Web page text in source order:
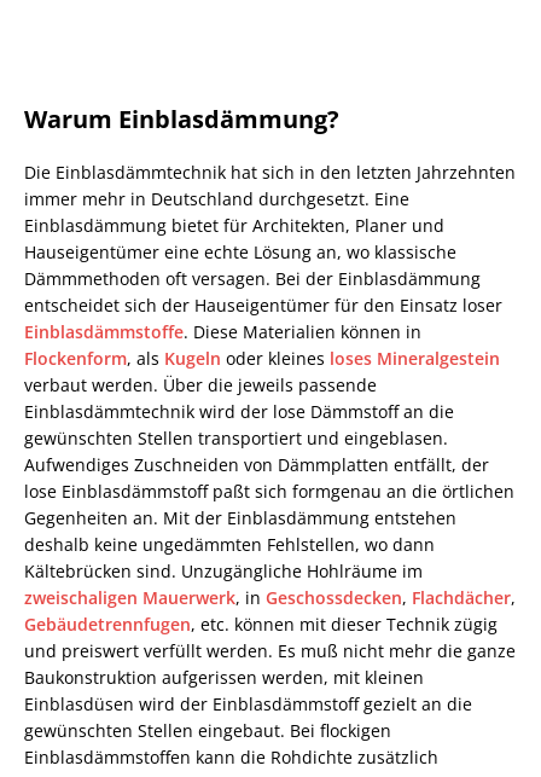
Warum Einblasdämmung?
Die Einblasdämmtechnik hat sich in den letzten Jahrzehnten
immer mehr in Deutschland durchgesetzt. Eine
Einblasdämmung bietet für Architekten, Planer und
Hauseigentümer eine echte Lösung an, wo klassische
Dämmmethoden oft versagen. Bei der Einblasdämmung
entscheidet sich der Hauseigentümer für den Einsatz loser
Einblasdämmstoffe. Diese Materialien können in
Flockenform, als Kugeln oder kleines loses Mineralgestein
verbaut werden. Über die jeweils passende
Einblasdämmtechnik wird der lose Dämmstoff an die
gewünschten Stellen transportiert und eingeblasen.
Aufwendiges Zuschneiden von Dämmplatten entfällt, der
lose Einblasdämmstoff paßt sich formgenau an die örtlichen
Gegenheiten an. Mit der Einblasdämmung entstehen
deshalb keine ungedämmten Fehlstellen, wo dann
Kältebrücken sind. Unzugängliche Hohlräume im
zweischaligen Mauerwerk, in Geschossdecken, Flachdächer,
Gebäudetrennfugen, etc. können mit dieser Technik zügig
und preiswert verfüllt werden. Es muß nicht mehr die ganze
Baukonstruktion aufgerissen werden, mit kleinen
Einblasdüsen wird der Einblasdämmstoff gezielt an die
gewünschten Stellen eingebaut. Bei flockigen
Einblasdämmstoffen kann die Rohdichte zusätzlich